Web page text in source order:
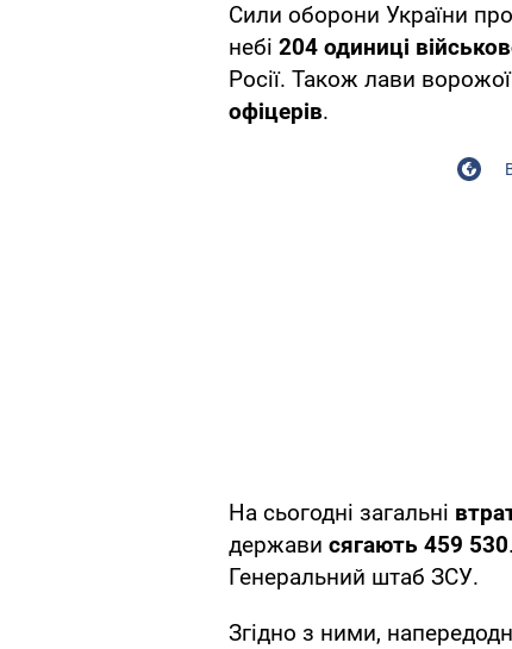
Сили оборони України
небі 204 одиниці
Росії. Також лави
офіцерів.
На сьогодні загальні
держави сягають 459 530
Генеральний штаб ЗСУ.
Згідно з ними,